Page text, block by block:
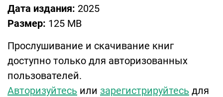
Дата издания: 2025
Размер: 125 MB
Прослушивание и скачивание книг
доступно только для авторизованных
пользователей.
Авторизуйтесь или зарегистрируйтесь для